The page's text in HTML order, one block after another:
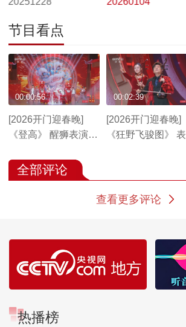
节目看点
[2026开门迎春晚]
《登高》 醒狮表演：
00:00:56
[2026开门迎春晚]
《狂野飞骏图》 表
00:02:39
全部评论
查看更多评论
热播榜